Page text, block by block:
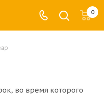
0
во время которого